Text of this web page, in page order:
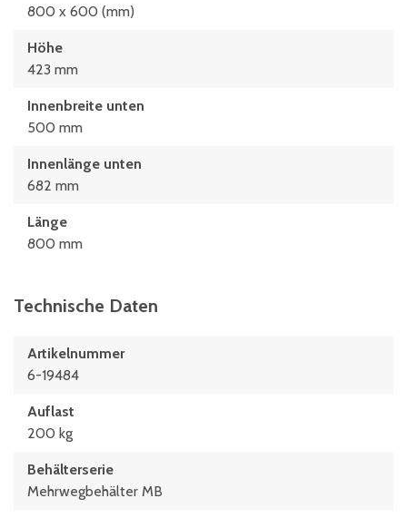
800 x 600 (mm)
Höhe
423 mm
Innenbreite unten
500 mm
Innenlänge unten
682 mm
Länge
800 mm
Technische Daten
Artikelnummer
6-19484
Auflast
200 kg
Behälterserie
Mehrwegbehälter MB